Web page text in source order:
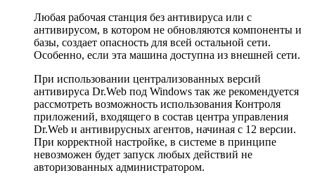
Любая рабочая станция без антивируса или с
антивирусом, в котором не обновляются компоненты и
базы, создает опасность для всей остальной сети.
Особенно, если эта машина доступна из внешней сети.
При использовании централизованных версий
антивируса Dr.Web под Windows так же рекомендуется
рассмотреть возможность использования Контроля
приложений, входящего в состав центра управления
Dr.Web и антивирусных агентов, начиная с 12 версии.
При корректной настройке, в системе в принципе
невозможен будет запуск любых действий не
авторизованных администратором.